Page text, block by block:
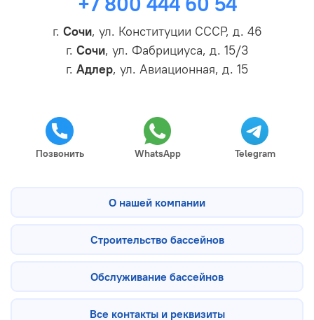
г. Сочи, ул. Конституции СССР, д. 46
г. Сочи, ул. Фабрициуса, д. 15/3
г. Адлер, ул. Авиационная, д. 15
Позвонить WhatsApp Telegram
О нашей компании
Строительство бассейнов
Обслуживание бассейнов
Все контакты и реквизиты